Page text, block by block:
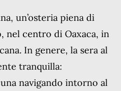
un’osteria piena di
nel centro di Oaxaca, in
In genere, la sera al
tranquilla:
navigando intorno al